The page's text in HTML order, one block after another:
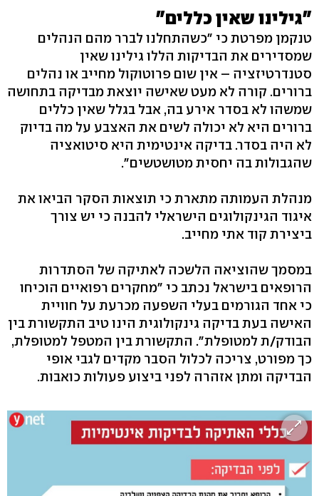
"גילינו שאין כללים"
טנקמן מפרטת כי "כשהתחלנו לברר מהם הנהלים
שמסדירים את הבדיקות הללו גילינו שאין
סטנדרטיזציה – אין שום פרוטוקול מחייב או נהלים
ברורים. קורה לא מעט שאישה יוצאת מבדיקה בתחושה
שמשהו לא בסדר אירע בה, אבל בגלל שאין כללים
ברורים היא לא יכולה לשים את האצבע על מה בדיוק
לא היה בסדר. בדיקה אינטימית היא סיטואציה
שהגבולות בה יחסית מטושטשים".
מנהלת העמותה מתארת כי תוצאות הסקר הביאו את
איגוד הגינקולוגים הישראלי להבנה כי יש צורך
ביצירת קוד אתי מחייב.
במסמך שהוציאה הלשכה לאתיקה של הסתדרות
הרופאים בישראל נכתב כי "מחקרים רפואיים הוכיחו
כי אחד הגורמים בעלי השפעה מכרעת על חוויית
האישה בעת בדיקה גינקולוגית הינו טיב התקשורת בין
הבודק/ת למטופלת". התקשורת בין המטפל למטופלת,
כך מפורט, צריכה לכלול הסבר מקדים לגבי אופי
הבדיקה ומתן אזהרה לפני ביצוע פעולות כואבות.